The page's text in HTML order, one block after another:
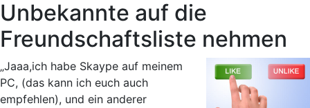
Unbekannte auf die
Freundschaftsliste nehmen
„Jaaa,ich habe Skaype auf meinem
PC, (das kann ich euch auch
empfehlen), und ein anderer